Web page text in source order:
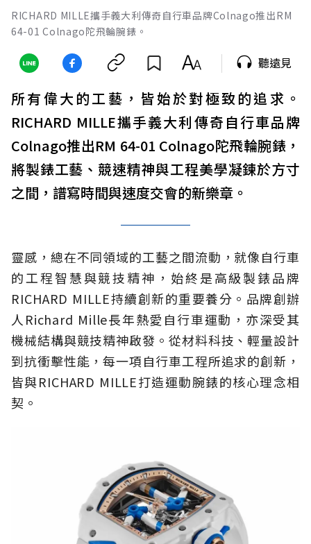
RICHARD MILLE攜手義大利傳奇自行車品牌Colnago推出RM
64-01 Colnago陀飛輪腕錶。
聽遠見
所有偉大的工藝，皆始於對極致的追求。
RICHARD MILLE攜手義大利傳奇自行車品牌
Colnago推出RM 64-01 Colnago陀飛輪腕錶，
將製錶工藝、競速精神與工程美學凝鍊於方寸
之間，譜寫時間與速度交會的新樂章。
靈感，總在不同領域的工藝之間流動，就像自行車
的工程智慧與競技精神，始終是高級製錶品牌
RICHARD MILLE持續創新的重要養分。品牌創辦
人Richard Mille長年熱愛自行車運動，亦深受其
機械結構與競技精神啟發。從材料科技、輕量設計
到抗衝擊性能，每一項自行車工程所追求的創新，
皆與RICHARD MILLE打造運動腕錶的核心理念相
契。